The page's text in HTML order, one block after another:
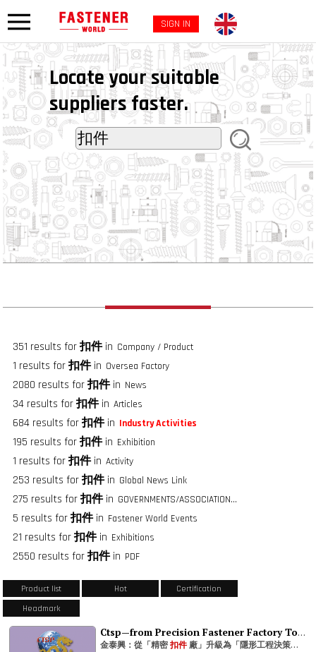
SIGN IN
Locate your suitable
suppliers faster.
351 results for扣件in Company / Product
1 results for扣件in Oversea Factory
2080 results for扣件in News
34 results for扣件in Articles
684 results for扣件in Industry Activities
195 results for扣件in Exhibition
1 results for扣件in Activity
253 results for扣件in Global News Link
275 results for扣件in GOVERNMENTS/ASSOCIATIONS/FASTENER GROUPS
5 results for扣件in Fastener World Events
21 results for扣件in Exhibitions
2550 results for扣件in PDF
Product list Hot
Certification
Headmark
Ctsp—from Precision Fastener Factory To Invisible Engineering Decision Partner
金泰興：從「精密扣件廠」升級為「隱形工程決策夥伴」